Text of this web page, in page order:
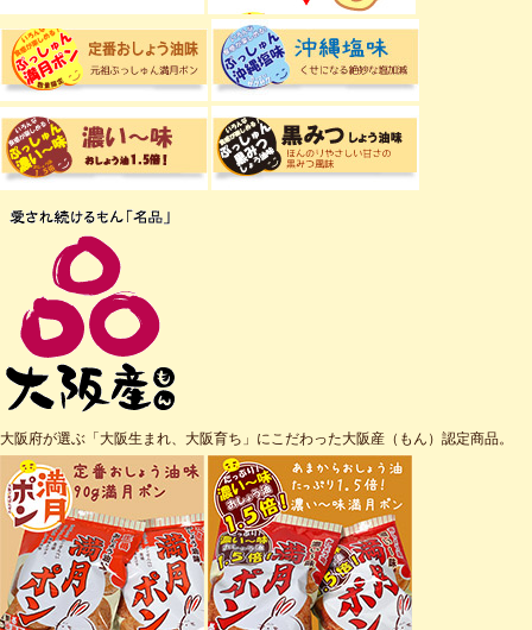
大阪府が選ぶ「大阪生まれ、大阪育ち」にこだわった大阪産（もん）認定商品。